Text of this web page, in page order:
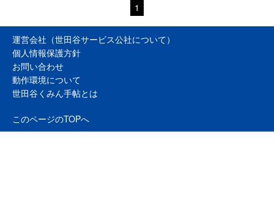
1
運営会社（世田谷サービス公社について）
個人情報保護方針
お問い合わせ
動作環境について
世田谷くみん手帖とは
このページのTOPへ